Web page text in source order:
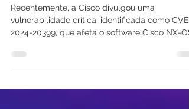
Mitigações
Recentemente, a Cisco divulgou uma
2024-20399, que afeta o software Cisco NX-OS